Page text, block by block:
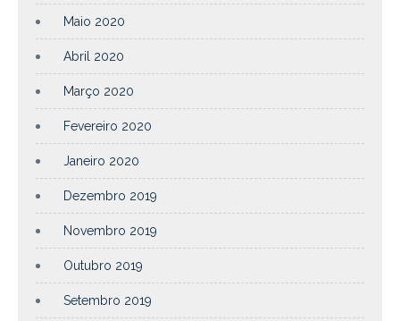
Maio 2020
Abril 2020
Março 2020
Fevereiro 2020
Janeiro 2020
Dezembro 2019
Novembro 2019
Outubro 2019
Setembro 2019